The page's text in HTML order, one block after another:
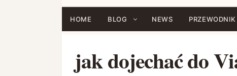
HOME BLOG NEWS PRZEWODNIK
jak dojechać do